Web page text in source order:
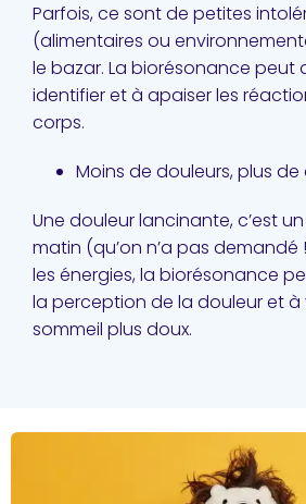
Parfois, ce sont de petites
(alimentaires ou
le bazar. La biorésonance peut
identifier et à apaiser les
corps.
Moins de douleurs, plus de
Une douleur lancinante, c’est
matin (qu’on n’a pas demandé
les énergies, la biorésonance
la perception de la douleur et à
sommeil plus doux.